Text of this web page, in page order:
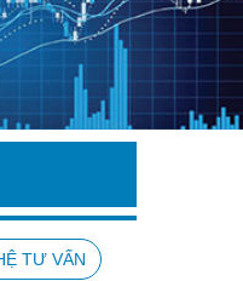
TƯ VẤN